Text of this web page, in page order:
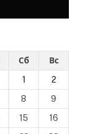
Сб
Вс
1
2
8
9
15
16